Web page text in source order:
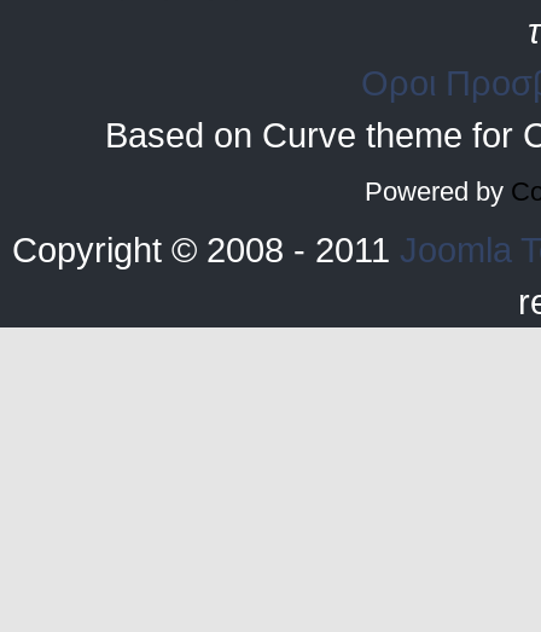
Οροι
Based on Curve theme for
Powered by
Copyright © 2008 - 2011 Joomla